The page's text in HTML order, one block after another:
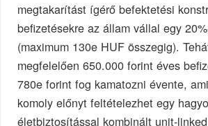
megtakarítást ígérő befektetési
befizetésekre az állam vállal egy
(maximum 130e HUF összegig).
megfelelően 650.000 forint éves
780e forint fog kamatozni évente,
komoly előnyt feltételezhet egy
életbiztosítással kombinált unit-